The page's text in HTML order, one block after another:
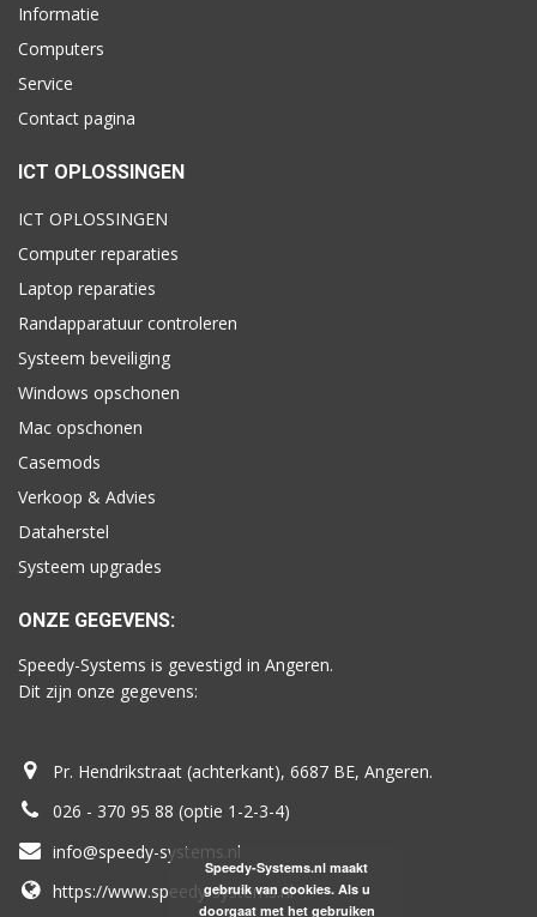
Informatie
Computers
Service
Contact pagina
ICT OPLOSSINGEN
ICT OPLOSSINGEN
Computer reparaties
Laptop reparaties
Randapparatuur controleren
Systeem beveiliging
Windows opschonen
Mac opschonen
Casemods
Verkoop & Advies
Dataherstel
Systeem upgrades
ONZE GEGEVENS:
Speedy-Systems is gevestigd in Angeren.
Dit zijn onze gegevens:
Pr. Hendrikstraat (achterkant), 6687 BE, Angeren.
026 - 370 95 88 (optie 1-2-3-4)
info@speedy-systems.nl
https://www.speedy-systems.nl
Speedy-Systems.nl maakt
gebruik van cookies. Als u
doorgaat met het gebruiken